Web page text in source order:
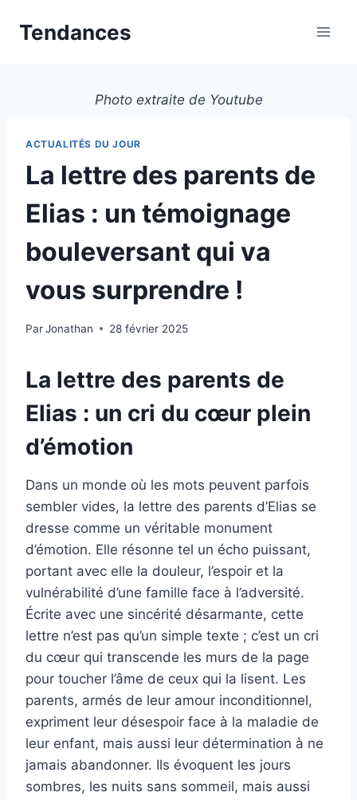
Tendances
Photo extraite de Youtube
ACTUALITÉS DU JOUR
La lettre des parents de
Elias : un témoignage
bouleversant qui va
vous surprendre !
ParJonathan 28 février 2025
La lettre des parents de
Elias : un cri du cœur plein
d’émotion
Dans un monde où les mots peuvent parfois
sembler vides, la lettre des parents d’Elias se
dresse comme un véritable monument
d’émotion. Elle résonne tel un écho puissant,
portant avec elle la douleur, l’espoir et la
vulnérabilité d’une famille face à l’adversité.
Écrite avec une sincérité désarmante, cette
lettre n’est pas qu’un simple texte ; c’est un cri
du cœur qui transcende les murs de la page
pour toucher l’âme de ceux qui la lisent. Les
parents, armés de leur amour inconditionnel,
expriment leur désespoir face à la maladie de
leur enfant, mais aussi leur détermination à ne
jamais abandonner. Ils évoquent les jours
sombres, les nuits sans sommeil, mais aussi